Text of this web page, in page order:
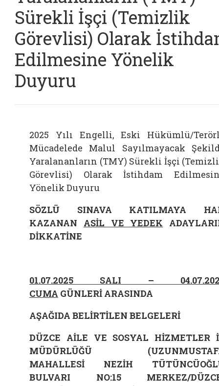
Sürekli İşçi (Temizlik
Görevlisi) Olarak
Edilmesine Yönelik
Duyuru
2025 Yılı Engelli, Eski Hükümlü/
Mücadelede Malul Sayılmayacak
Yaralananların (TMY) Sürekli İşçi
Görevlisi) Olarak İstihdam
Yönelik Duyuru
SÖZLÜ SINAVA KATILMAYA
KAZANAN ASİL VE YEDEK
DİKKATİNE
01.07.2025 SALI –
CUMA GÜNLERİ ARASINDA
AŞAĞIDA BELİRTİLEN BELGELERİ
DÜZCE AİLE VE SOSYAL HİZMETLER
MÜDÜRLÜĞÜ
MAHALLESİ NEZİH
BULVARI NO:15 MERKEZ/